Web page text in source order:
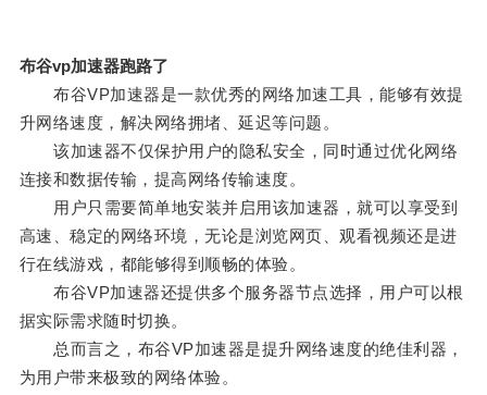
布谷vp加速器跑路了
布谷VP加速器是一款优秀的网络加速工具，能够有效提
升网络速度，解决网络拥堵、延迟等问题。
该加速器不仅保护用户的隐私安全，同时通过优化网络
连接和数据传输，提高网络传输速度。
用户只需要简单地安装并启用该加速器，就可以享受到
高速、稳定的网络环境，无论是浏览网页、观看视频还是进
行在线游戏，都能够得到顺畅的体验。
布谷VP加速器还提供多个服务器节点选择，用户可以根
据实际需求随时切换。
总而言之，布谷VP加速器是提升网络速度的绝佳利器，
为用户带来极致的网络体验。